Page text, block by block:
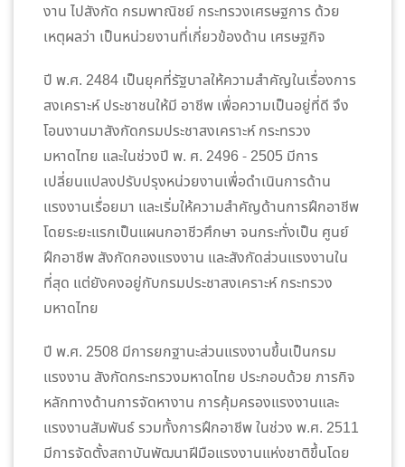
งาน ไปสังกัด กรมพาณิชย์ กระทรวงเศรษฐการ ด้วย
เหตุผลว่า เป็นหน่วยงานที่เกี่ยวข้องด้าน เศรษฐกิจ
ปี พ.ศ. 2484 เป็นยุคที่รัฐบาลให้ความสำคัญในเรื่องการ
สงเคราะห์ ประชาชนให้มี อาชีพ เพื่อความเป็นอยู่ที่ดี จึง
โอนงานมาสังกัดกรมประชาสงเคราะห์ กระทรวง
มหาดไทย และในช่วงปี พ. ศ. 2496 - 2505 มีการ
เปลี่ยนแปลงปรับปรุงหน่วยงานเพื่อดำเนินการด้าน
แรงงานเรื่อยมา และเริ่มให้ความสำคัญด้านการฝึกอาชีพ
โดยระยะแรกเป็นแผนกอาชีวศึกษา จนกระทั่งเป็น ศูนย์
ฝึกอาชีพ สังกัดกองแรงงาน และสังกัดส่วนแรงงานใน
ที่สุด แต่ยังคงอยู่กับกรมประชาสงเคราะห์ กระทรวง
มหาดไทย
ปี พ.ศ. 2508 มีการยกฐานะส่วนแรงงานขึ้นเป็นกรม
แรงงาน สังกัดกระทรวงมหาดไทย ประกอบด้วย ภารกิจ
หลักทางด้านการจัดหางาน การคุ้มครองแรงงานและ
แรงงานสัมพันธ์ รวมทั้งการฝึกอาชีพ ในช่วง พ.ศ. 2511
มีการจัดตั้งสถาบันพัฒนาฝีมือแรงงานแห่งชาติขึ้นโดย